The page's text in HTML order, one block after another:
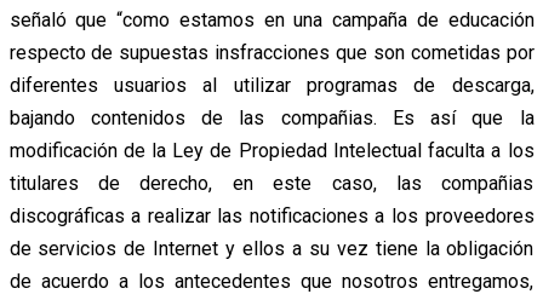
señaló que “como estamos en una campaña de educación
respecto de supuestas insfracciones que son cometidas por
diferentes usuarios al utilizar programas de descarga,
bajando contenidos de las compañias. Es así que la
modificación de la Ley de Propiedad Intelectual faculta a los
titulares de derecho, en este caso, las compañias
discográficas a realizar las notificaciones a los proveedores
de servicios de Internet y ellos a su vez tiene la obligación
de acuerdo a los antecedentes que nosotros entregamos,